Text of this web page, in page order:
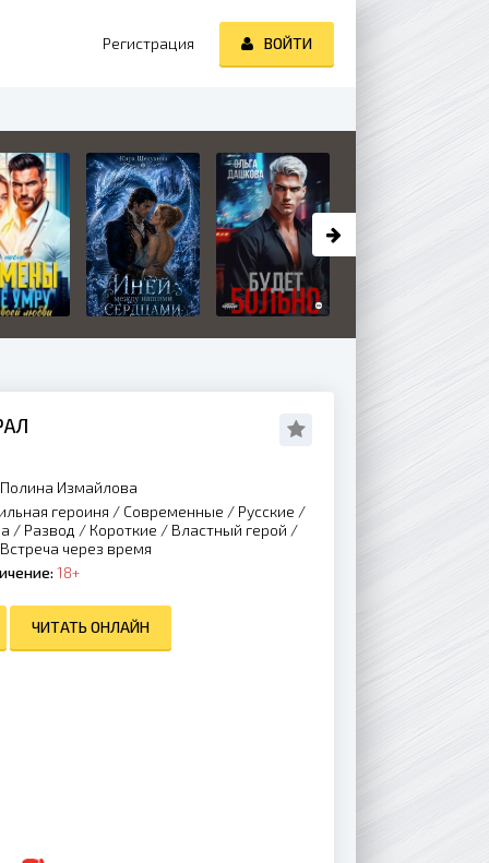
Измайлова
героиня / Современные / Русские /
/ Развод / Короткие / Властный герой /
Встреча через время
18+
ЧИТАТЬ ОНЛАЙН
Регистрация ВОЙТИ